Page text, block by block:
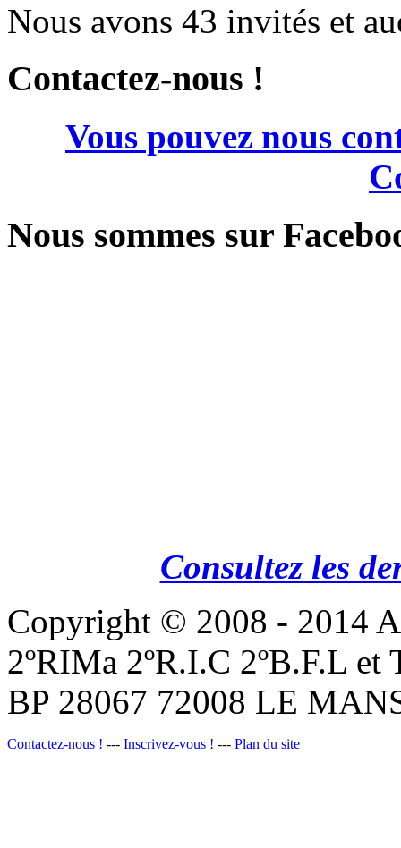
Nous avons 43 invités et
Contactez-nous !
Vous pouvez nous
Nous sommes sur
Consultez les
Copyright © 2008 - 2014
2ºRIMa 2ºR.I.C 2ºB.F.L
BP 28067 72008 LE
Contactez-nous ! --- Inscrivez-vous ! --- Plan du site